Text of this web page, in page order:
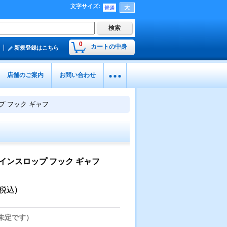
文字サイズ:
0 カートの中身
新規登録はこちら
店舗のご案内 お問い合わせ
フック ギャフ
ンスロップ フック ギャフ
込)
です）